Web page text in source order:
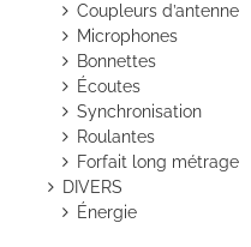
Coupleurs d’antenne
Microphones
Bonnettes
Écoutes
Synchronisation
Roulantes
Forfait long métrage
DIVERS
Énergie